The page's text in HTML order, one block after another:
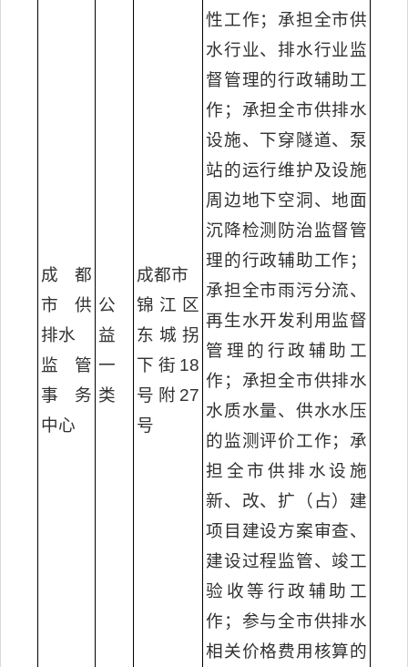
成都
市供
排水
监管
事务
中心
公
益
一
类
成都市
锦江区
东城拐
下街18
号附27
号
性工作；承担全市供
水行业、排水行业监
督管理的行政辅助工
作；承担全市供排水
设施、下穿隧道、泵
站的运行维护及设施
周边地下空洞、地面
沉降检测防治监督管
理的行政辅助工作；
承担全市雨污分流、
再生水开发利用监督
管理的行政辅助工
作；承担全市供排水
水质水量、供水水压
的监测评价工作；承
担全市供排水设施
新、改、扩（占）建
项目建设方案审查、
建设过程监管、竣工
验收等行政辅助工
作；参与全市供排水
相关价格费用核算的